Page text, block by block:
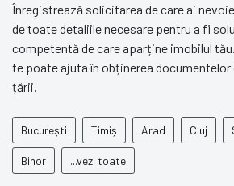
Înregistrează solicitarea de care ai
de toate detaliile necesare pentru a fi
competentă de care aparține imobilul
te poate ajuta în obținerea
țării.
București Timiș Arad Cluj
Bihor ...vezi toate